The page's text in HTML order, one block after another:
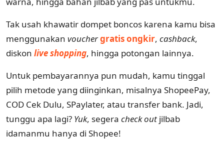
Tak usah khawatir dompet boncos karena kamu bisa
menggunakan vouchergratis ongkir, cashback,
diskon live shopping, hingga potongan lainnya.
Untuk pembayarannya pun mudah, kamu tinggal
pilih metode yang diinginkan, misalnya ShopeePay,
COD Cek Dulu, SPaylater, atau transfer bank. Jadi,
tunggu apa lagi? Yuk, segera check out jilbab
idamanmu hanya di Shopee!